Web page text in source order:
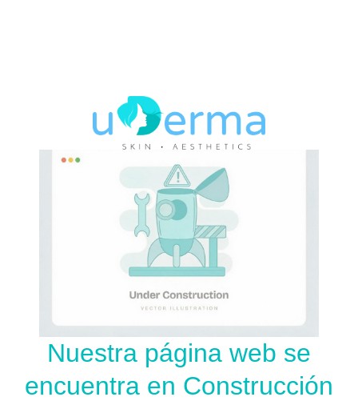
Nuestra página web se
encuentra en Construcción